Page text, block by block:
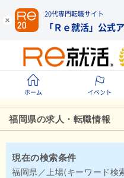
20代専門転職サイト
「Ｒｅ就活」公式
ホーム イベント
福岡県の求人・転職情報
現在の検索条件
福岡県／上場(キーワード検